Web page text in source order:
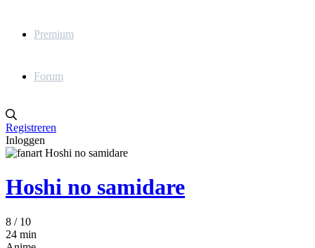
Premium
Forum
Registreren
Inloggen
Hoshi no samidare
8 / 10
24 min